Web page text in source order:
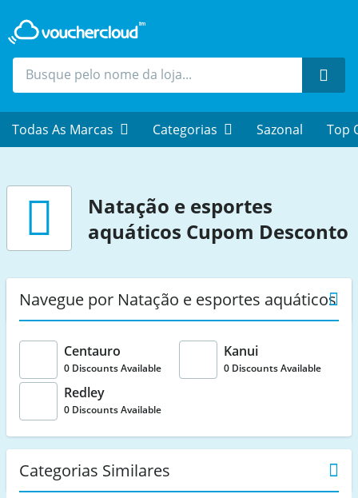
Todas As Marcas Categorias Sazonal Top
Natação e esportes
aquáticos Cupom Desconto
Navegue por Natação e esportes aquáticos
Centauro
0 Discounts Available
Kanui
0 Discounts Available
Redley
0 Discounts Available
Categorias Similares